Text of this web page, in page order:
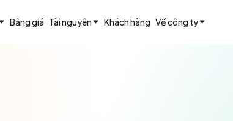
Bảng giá Tài nguyên Khách hàng Về công ty